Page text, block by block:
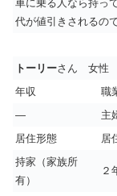
車に乗る人なら持っ
代が値引きされるの
トーリーさん 女性
年収
職
―
主
居住形態
居
持家（家族所
有）
２